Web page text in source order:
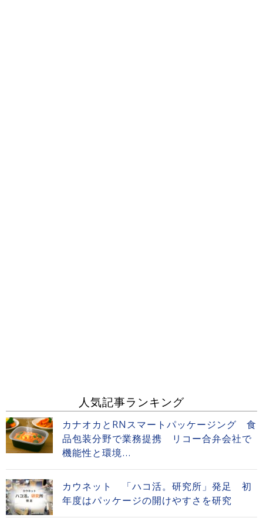
人気記事ランキング
カナオカとRNスマートパッケージング 食
品包装分野で業務提携 リコー合弁会社で
機能性と環境...
カウネット 「ハコ活。研究所」発足 初
年度はパッケージの開けやすさを研究